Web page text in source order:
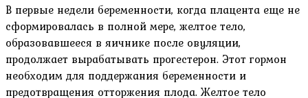
В первые недели беременности, когда плацента еще не
сформировалась в полной мере, желтое тело,
образовавшееся в яичнике после овуляции,
продолжает вырабатывать прогестерон. Этот гормон
необходим для поддержания беременности и
предотвращения отторжения плода. Желтое тело